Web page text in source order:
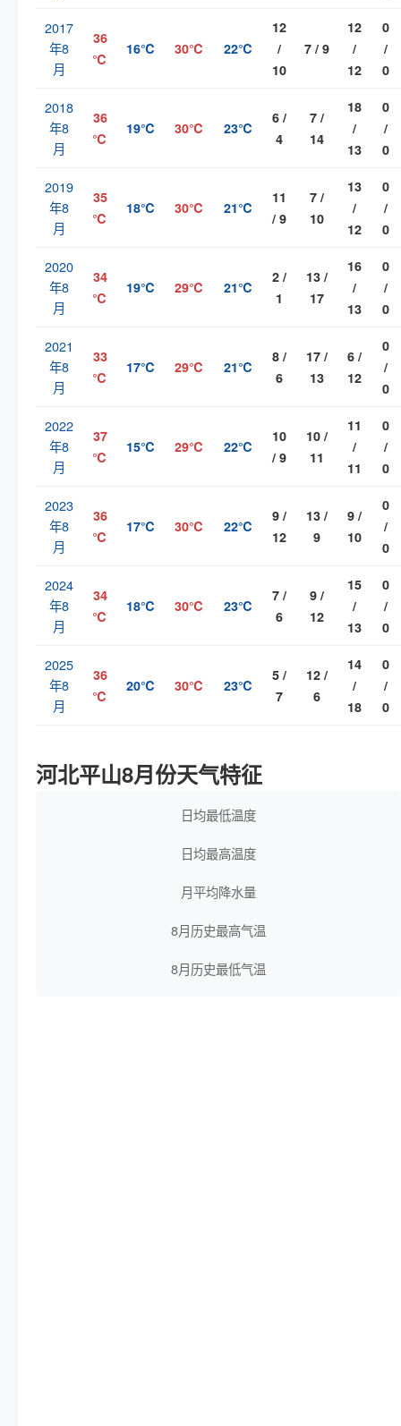
2017
年8
月
36
℃
16℃ 30℃ 22℃
12
/
10
7 / 9
12
/
12
0
/
0
2018
年8
月
36
℃
19℃ 30℃ 23℃
6 /
4
7 /
14
18
/
13
0
/
0
2019
年8
月
35
℃
18℃ 30℃ 21℃
11
/ 9
7 /
10
13
/
12
0
/
0
2020
年8
月
34
℃
19℃ 29℃ 21℃
2 /
1
13 /
17
16
/
13
0
/
0
2021
年8
月
33
℃
17℃ 29℃ 21℃
8 /
6
17 /
13
6 /
12
0
/
0
2022
年8
月
37
℃
15℃ 29℃ 22℃
10
/ 9
10 /
11
11
/
11
0
/
0
2023
年8
月
36
℃
17℃ 30℃ 22℃
9 /
12
13 /
9
9 /
10
0
/
0
2024
年8
月
34
℃
18℃ 30℃ 23℃
7 /
6
9 /
12
15
/
13
0
/
0
2025
年8
月
36
℃
20℃ 30℃ 23℃
5 /
7
12 /
6
14
/
18
0
/
0
河北平山8月份天气特征
日均最低温度
日均最高温度
月平均降水量
8月历史最高气温
8月历史最低气温